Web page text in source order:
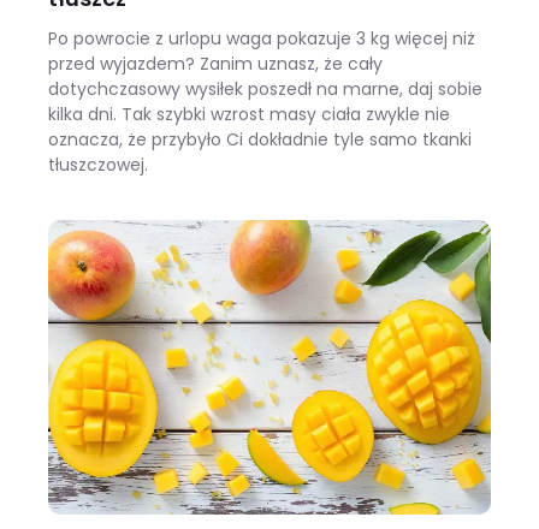
Po powrocie z urlopu waga pokazuje 3 kg więcej niż
przed wyjazdem? Zanim uznasz, że cały
dotychczasowy wysiłek poszedł na marne, daj sobie
kilka dni. Tak szybki wzrost masy ciała zwykle nie
oznacza, że przybyło Ci dokładnie tyle samo tkanki
tłuszczowej.